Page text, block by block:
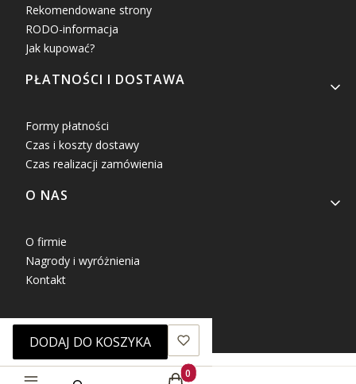
Rekomendowane strony
RODO-informacja
Jak kupować?
PŁATNOŚCI I DOSTAWA
Formy płatności
Czas i koszty dostawy
Czas realizacji zamówienia
O NAS
O firmie
Nagrody i wyróżnienia
Kontakt
DODAJ DO KOSZYKA